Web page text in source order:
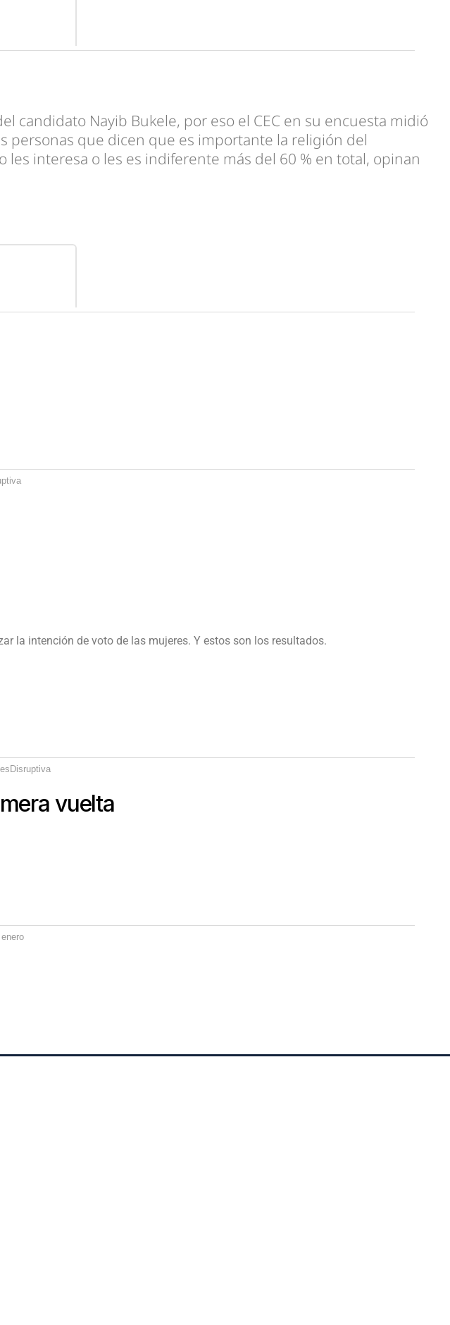
candidato Nayib Bukele, por eso el CEC en su encuesta midió
personas que dicen que es importante la religión del
interesa o les es indiferente más del 60 % en total, opinan
la intención de voto de las mujeres. Y estos son los resultados.
vuelta